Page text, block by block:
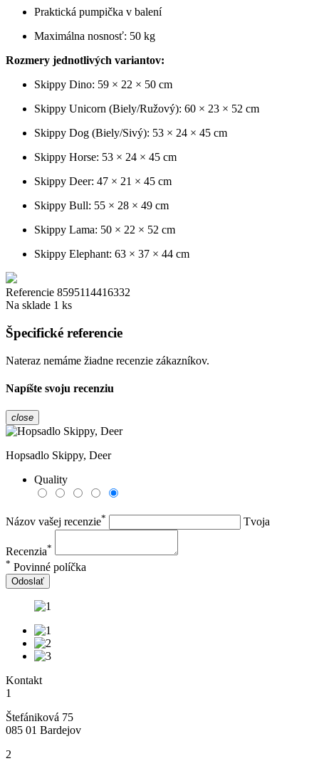
Praktická pumpička v balení
Maximálna nosnosť: 50 kg
Rozmery jednotlivých variantov:
Skippy Dino: 59 × 22 × 50 cm
Skippy Unicorn (Biely/Ružový): 60 × 23 × 52 cm
Skippy Dog (Biely/Sivý): 53 × 24 × 45 cm
Skippy Horse: 53 × 24 × 45 cm
Skippy Deer: 47 × 21 × 45 cm
Skippy Bull: 55 × 28 × 49 cm
Skippy Lama: 50 × 22 × 52 cm
Skippy Elephant: 63 × 37 × 44 cm
Referencie 8595114416332
Na sklade 1 ks
Špecifické referencie
Nateraz nemáme žiadne recenzie zákazníkov.
Napíšte svoju recenziu
close
Hopsadlo Skippy, Deer
Quality
Názov vašej recenzie* Tvoja
Recenzia*
* Povinné políčka
Odoslať
Kontakt
1
Štefániková 75
085 01 Bardejov
2